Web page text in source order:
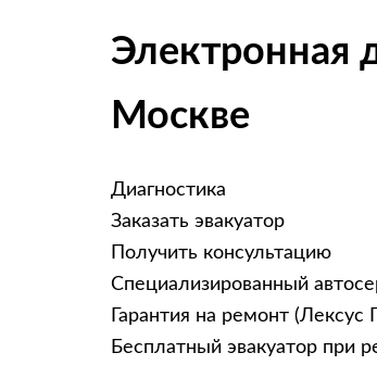
Электронная
Москве
Диагностика
Заказать эвакуатор
Получить консультацию
Специализированный
Гарантия на ремонт (Лексус
Бесплатный эвакуатор при